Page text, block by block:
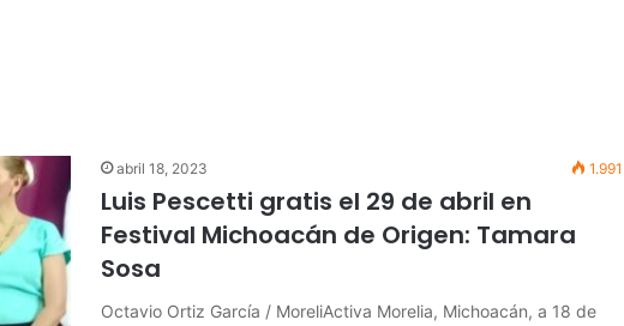
abril 18, 2023 1.991
Luis Pescetti gratis el 29 de abril en
Festival Michoacán de Origen: Tamara
Sosa
Octavio Ortiz García / MoreliActiva Morelia, Michoacán, a 18 de